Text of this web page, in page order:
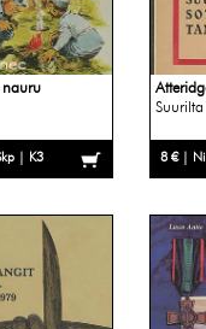
nauru
| K3 8 € |